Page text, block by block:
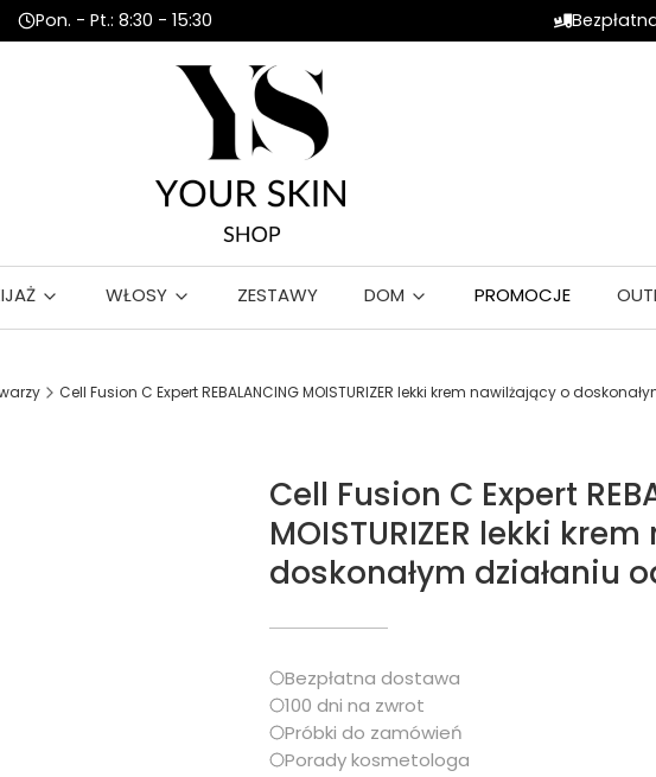
Pon. - Pt.: 8:30 - 15:30
WŁOSY ZESTAWY DOM PROMOCJE
Cell Fusion C Expert REBALANCING MOISTURIZER lekki krem nawilżający o
Cell Fusion C Expert
MOISTURIZER lekki
doskonałym działaniu
Bezpłatna dostawa
100 dni na zwrot
Próbki do zamówień
Porady kosmetologa